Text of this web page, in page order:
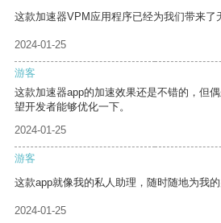
这款加速器VPM应用程序已经为我们带来了
2024-01-25
游客
这款加速器app的加速效果还是不错的，但
望开发者能够优化一下。
2024-01-25
游客
这款app就像我的私人助理，随时随地为我的
2024-01-25